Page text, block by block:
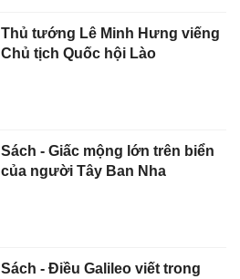
Thủ tướng Lê Minh Hưng viếng
Chủ tịch Quốc hội Lào
Sách - Giấc mộng lớn trên biển
của người Tây Ban Nha
Sách - Điều Galileo viết trong